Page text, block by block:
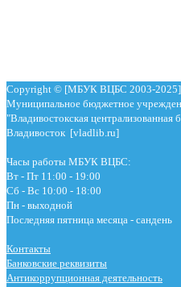
Copyright © [МБУК ВЦБС 2003-2025]
Муниципальное бюджетное
"Владивостокская централизованная
Владивосток [vladlib.ru]
Часы работы МБУК ВЦБС:
Вт - Пт 11:00 - 19:00
Сб - Вс 10:00 - 18:00
Пн - выходной
Последняя пятница месяца - сандень
Контакты
Банковские реквизиты
Антикоррупционная деятельность